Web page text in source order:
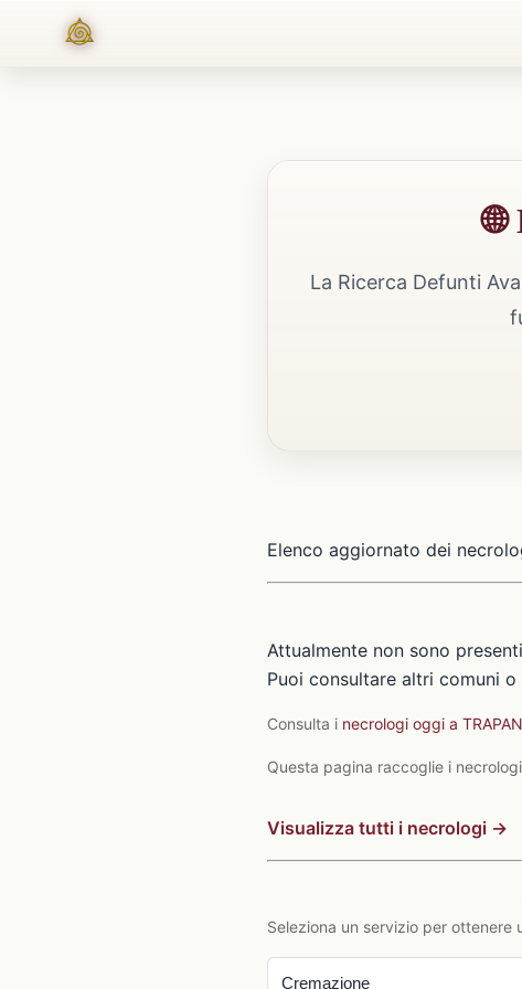
La Ricerca Defunti
Elenco aggiornato dei
Attualmente non sono
Puoi consultare altri comuni
Consulta i necrologi oggi a
Questa pagina raccoglie i
Visualizza tutti i necrologi →
Seleziona un servizio per ottenere